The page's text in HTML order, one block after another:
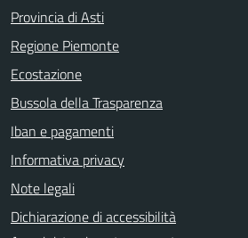
Provincia di Asti
Regione Piemonte
Ecostazione
Bussola della Trasparenza
Iban e pagamenti
Informativa privacy
Note legali
Dichiarazione di accessibilità